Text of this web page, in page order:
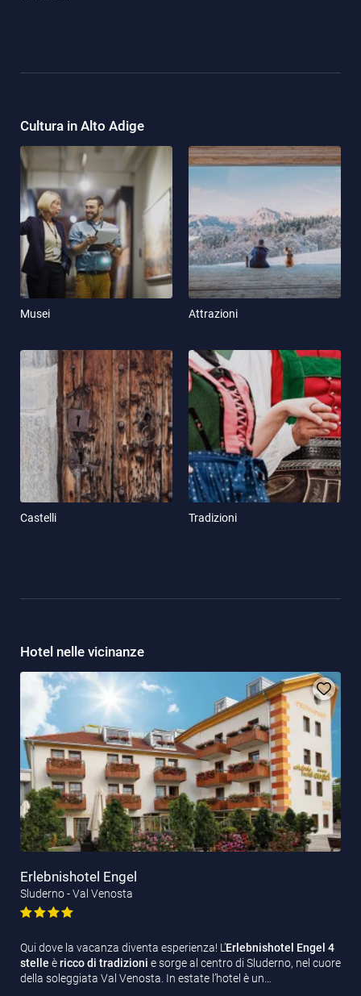
Cultura in Alto Adige
Musei Attrazioni
Castelli Tradizioni
Hotel nelle vicinanze
Erlebnishotel Engel
Sluderno - Val Venosta
Qui dove la vacanza diventa esperienza! L’Erlebnishotel Engel 4
stelle èricco di tradizioni e sorge al centro di Sluderno, nel cuore
della soleggiata Val Venosta. In estate l’hotel è un…